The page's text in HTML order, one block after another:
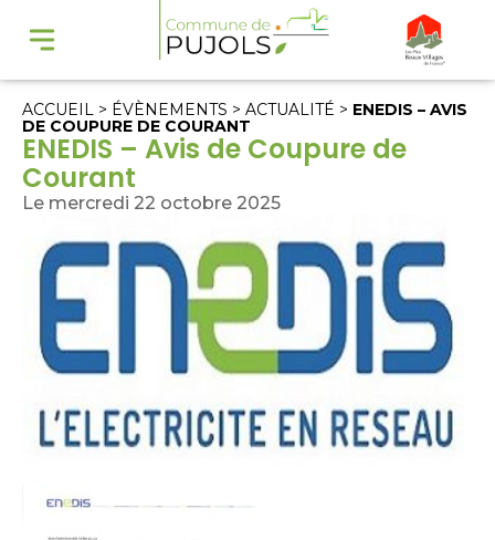
ACCUEIL > ÉVÈNEMENTS > ACTUALITÉ > ENEDIS – AVIS
DE COUPURE DE COURANT
ENEDIS – Avis de Coupure de
Courant
Le mercredi 22 octobre 2025